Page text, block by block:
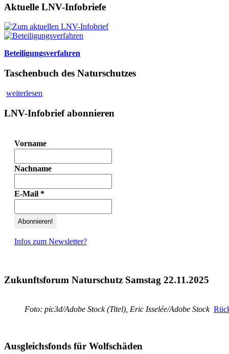
Aktuelle LNV-Infobriefe
Beteiligungsverfahren
Taschenbuch des Naturschutzes
weiterlesen
LNV-Infobrief abonnieren
Vorname
Nachname
E-Mail *
Infos zum Newsletter?
Zukunftsforum Naturschutz Samstag 22.11.2025
Foto: pic3d/Adobe Stock (Titel), Eric Isselée/Adobe Stock
Ausgleichsfonds für Wolfschäden